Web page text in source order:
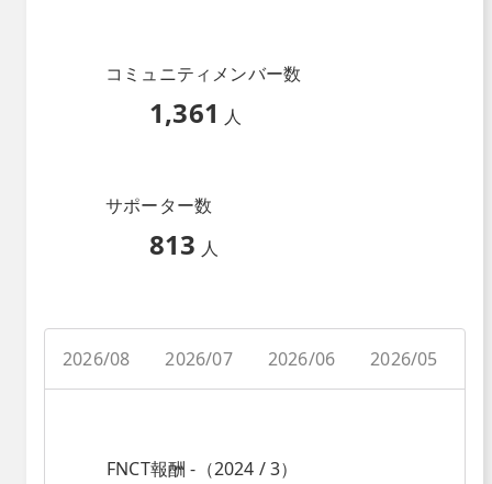
コミュニティメンバー数
1,361 人
サポーター数
813 人
2026/08 2026/07 2026/06 2026/05
FNCT報酬 -（2024 / 3）